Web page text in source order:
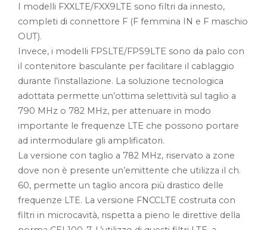
I modelli FXXLTE/FXX9LTE sono filtri da innesto,
completi di connettore F (F femmina IN e F maschio
OUT).
Invece, i modelli FPSLTE/FPS9LTE sono da palo con
il contenitore basculante per facilitare il cablaggio
durante l’installazione. La soluzione tecnologica
adottata permette un’ottima selettività sul taglio a
790 MHz o 782 MHz, per attenuare in modo
importante le frequenze LTE che possono portare
ad intermodulare gli amplificatori.
La versione con taglio a 782 MHz, riservato a zone
dove non è presente un’emittente che utilizza il ch.
60, permette un taglio ancora più drastico delle
frequenze LTE. La versione FNCCLTE costruita con
filtri in microcavità, rispetta a pieno le direttive della